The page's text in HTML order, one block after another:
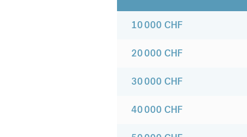
10 000 CHF
20 000 CHF
30 000 CHF
40 000 CHF